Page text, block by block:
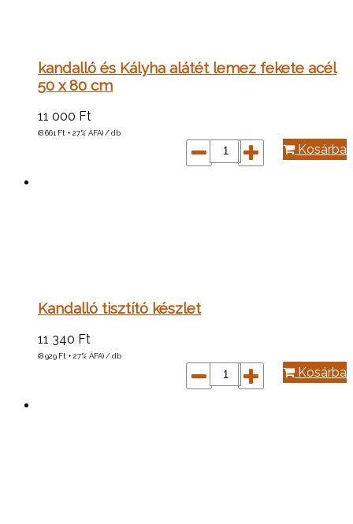
kandalló és Kályha alátét lemez fekete acél
50 x 80 cm
11 000 Ft
(8 661 Ft + 27% ÁFA) / db
Kosárba
Kandalló tisztító készlet
11 340 Ft
(8 929 Ft + 27% ÁFA) / db
Kosárba